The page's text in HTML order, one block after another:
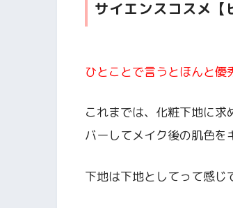
サイエンスコスメ【
ひとことで言うとほんと優
これまでは、化粧下地に
バーしてメイク後の肌色を
下地は下地としてって感じ